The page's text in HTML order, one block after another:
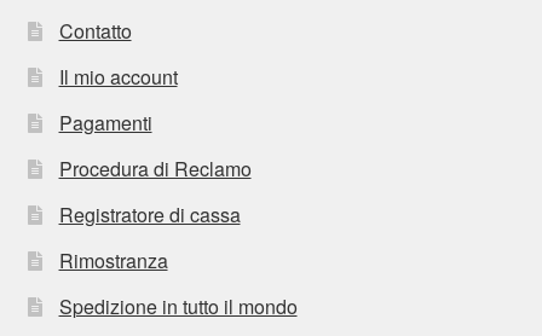
Contatto
Il mio account
Pagamenti
Procedura di Reclamo
Registratore di cassa
Rimostranza
Spedizione in tutto il mondo